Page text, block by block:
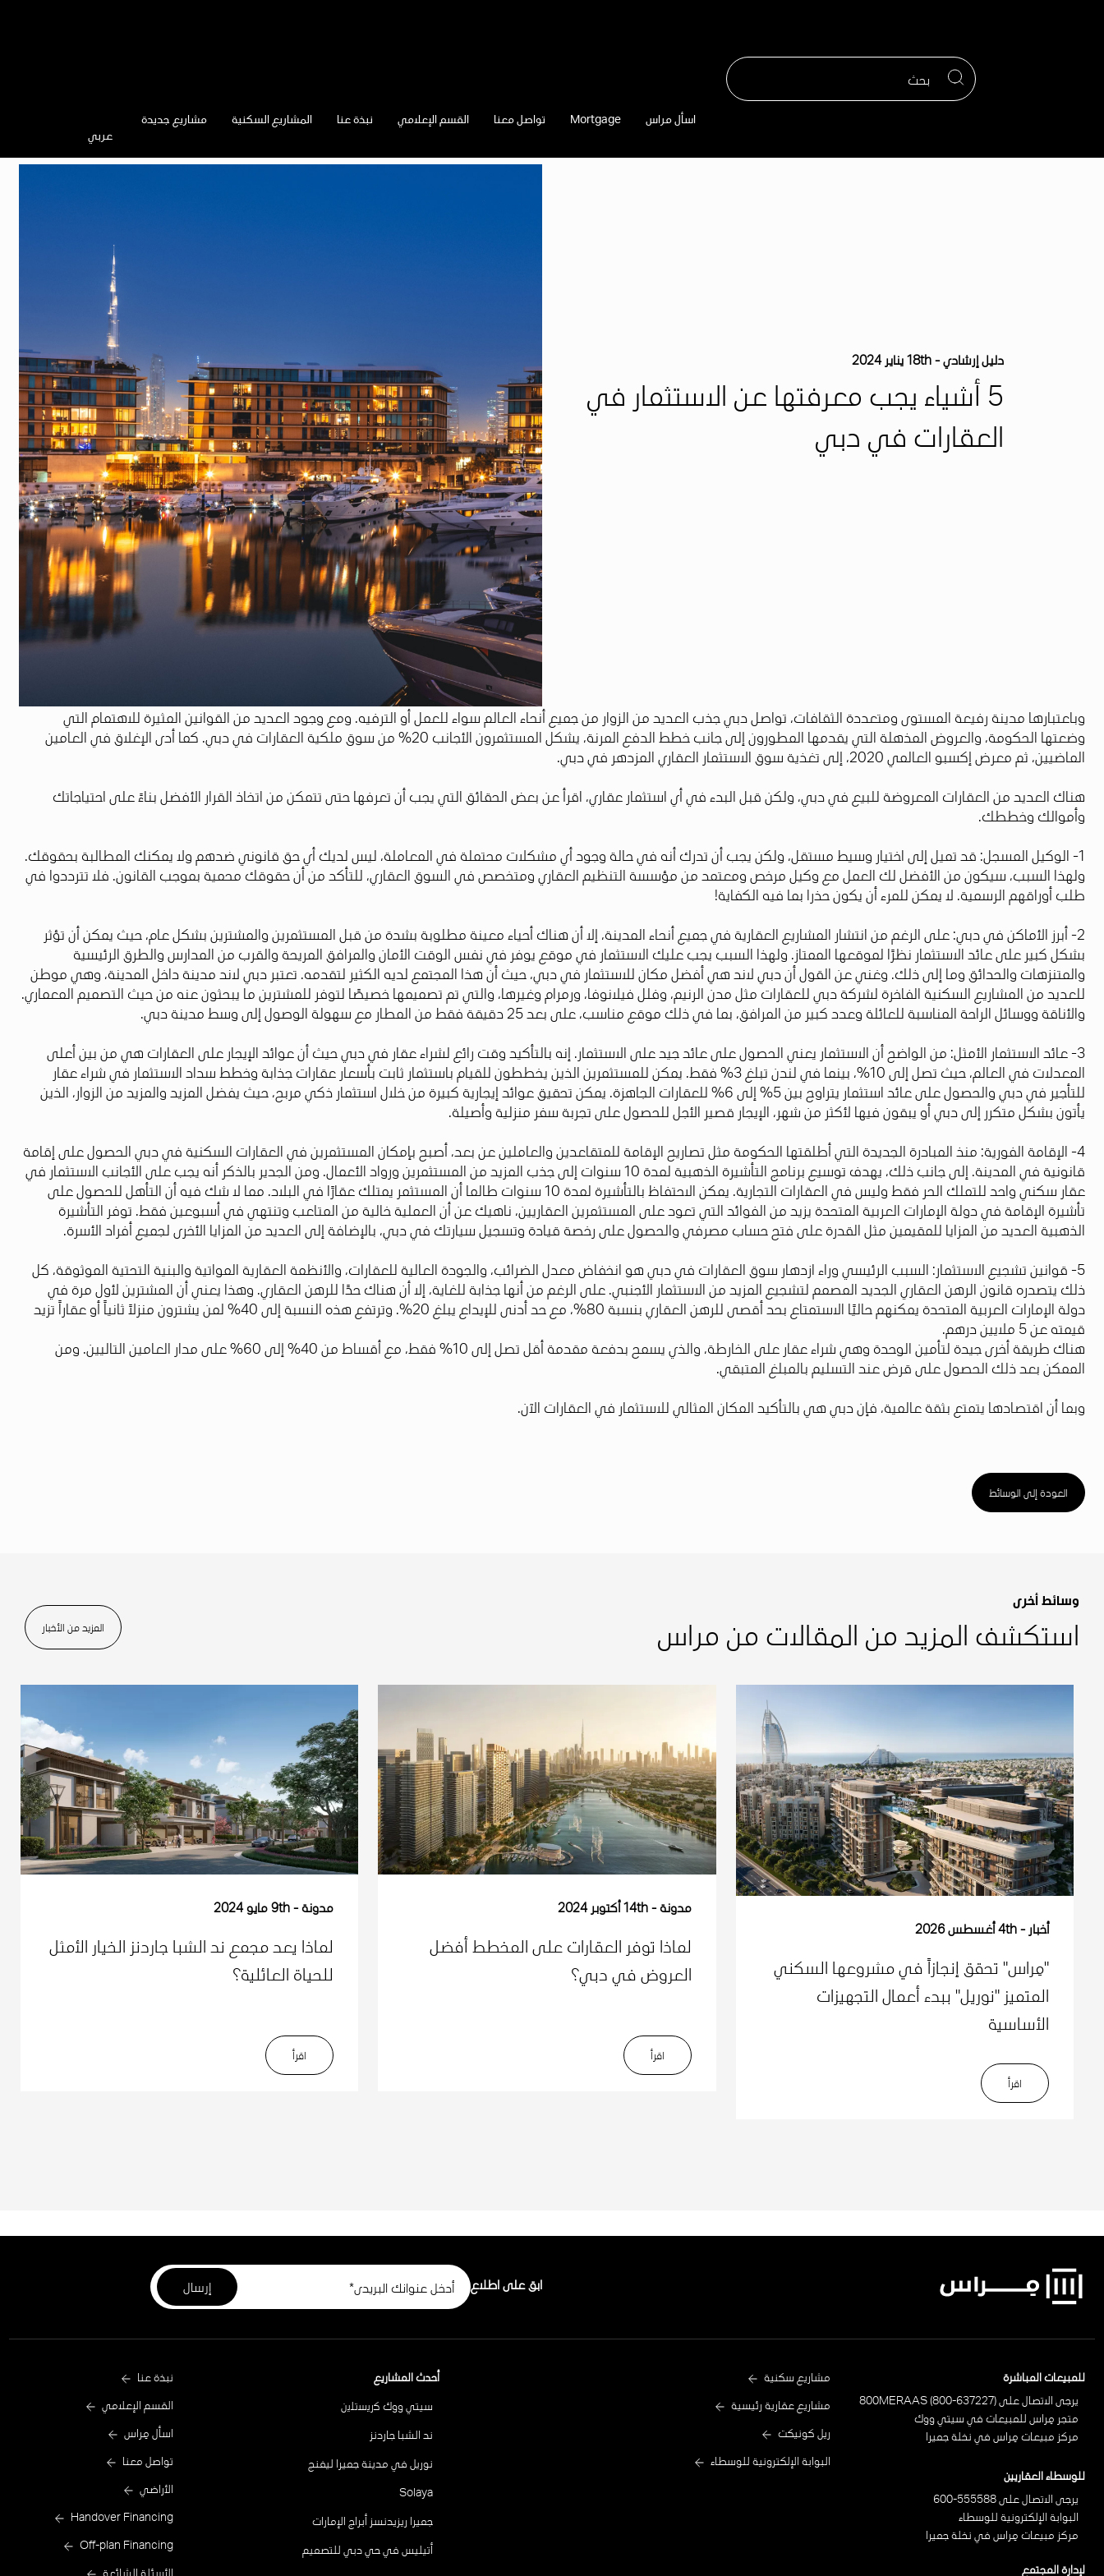
مشاريع جديدة المشاريع السكنية نبذة عنا القسم الإعلامي تواصل معنا Mortgage
اسأل مراس
عربي
دليل إرشادي -18th يناير 2024
5 أشياء يجب معرفتها عن الاستثمار في
العقارات في دبي
وباعتبارها مدينة رفيعة المستوى ومتعددة الثقافات، تواصل دبي جذب العديد من الزوار من جميع أنحاء العالم سواء للعمل أو الترفيه. ومع وجود العديد من القوانين المثيرة للاهتمام التي
وضعتها الحكومة، والعروض المذهلة التي يقدمها المطورون إلى جانب خطط الدفع المرنة، يشكل المستثمرون الأجانب 20% من سوق ملكية العقارات في دبي. كما أدى الإغلاق في العامين
الماضيين، ثم معرض إكسبو العالمي 2020، إلى تغذية سوق الاستثمار العقاري المزدهر في دبي.
هناك العديد من العقارات المعروضة للبيع في دبي، ولكن قبل البدء في أي استثمار عقاري، اقرأ عن بعض الحقائق التي يجب أن تعرفها حتى تتمكن من اتخاذ القرار الأفضل بناءً على احتياجاتك
وأموالك وخططك.
1- الوكيل المسجل: قد تميل إلى اختيار وسيط مستقل، ولكن يجب أن تدرك أنه في حالة وجود أي مشكلات محتملة في المعاملة، ليس لديك أي حق قانوني ضدهم ولا يمكنك المطالبة بحقوقك.
ولهذا السبب، سيكون من الأفضل لك العمل مع وكيل مرخص ومعتمد من مؤسسة التنظيم العقاري ومتخصص في السوق العقاري، للتأكد من أن حقوقك محمية بموجب القانون. فلا تترددوا في
طلب أوراقهم الرسمية. لا يمكن للمرء أن يكون حذرا بما فيه الكفاية!
2- أبرز الأماكن في دبي: على الرغم من انتشار المشاريع العقارية في جميع أنحاء المدينة، إلا أن هناك أحياء معينة مطلوبة بشدة من قبل المستثمرين والمشترين بشكل عام، حيث يمكن أن تؤثر
بشكل كبير على عائد الاستثمار نظرًا لموقعها الممتاز. ولهذا السبب يجب عليك الاستثمار في موقع يوفر في نفس الوقت الأمان والمرافق المريحة والقرب من المدارس والطرق الرئيسية
والمتنزهات والحدائق وما إلى ذلك. وغني عن القول أن دبي لاند هي أفضل مكان للاستثمار في دبي، حيث أن هذا المجتمع لديه الكثير لتقدمه. تعتبر دبي لاند مدينة داخل المدينة، وهي موطن
للعديد من المشاريع السكنية الفاخرة لشركة دبي للعقارات مثل مدن الرنيم، وفلل فيلانوفا، ورمرام وغيرها، والتي تم تصميمها خصيصًا لتوفر للمشترين ما يبحثون عنه من حيث التصميم المعماري.
والأناقة ووسائل الراحة المناسبة للعائلة وعدد كبير من المرافق، بما في ذلك موقع مناسب، على بعد 25 دقيقة فقط من المطار مع سهولة الوصول إلى وسط مدينة دبي.
3- عائد الاستثمار الأمثل: من الواضح أن الاستثمار يعني الحصول على عائد جيد على الاستثمار. إنه بالتأكيد وقت رائع لشراء عقار في دبي حيث أن عوائد الإيجار على العقارات هي من بين أعلى
المعدلات في العالم، حيث تصل إلى 10%، بينما في لندن تبلغ 3% فقط. يمكن للمستثمرين الذين يخططون للقيام باستثمار ثابت بأسعار عقارات جذابة وخطط سداد الاستثمار في شراء عقار
للتأجير في دبي والحصول على عائد استثمار يتراوح بين 5% إلى 6% للعقارات الجاهزة. يمكن تحقيق عوائد إيجارية كبيرة من خلال استثمار ذكي مربح، حيث يفضل المزيد والمزيد من الزوار، الذين
يأتون بشكل متكرر إلى دبي أو يبقون فيها لأكثر من شهر، الإيجار قصير الأجل للحصول على تجربة سفر منزلية وأصيلة.
4- الإقامة الفورية: منذ المبادرة الجديدة التي أطلقتها الحكومة مثل تصاريح الإقامة للمتقاعدين والعاملين عن بعد، أصبح بإمكان المستثمرين في العقارات السكنية في دبي الحصول على إقامة
قانونية في المدينة. إلى جانب ذلك، يهدف توسيع برنامج التأشيرة الذهبية لمدة 10 سنوات إلى جذب المزيد من المستثمرين ورواد الأعمال. ومن الجدير بالذكر أنه يجب على الأجانب الاستثمار في
عقار سكني واحد للتملك الحر فقط وليس في العقارات التجارية. يمكن الاحتفاظ بالتأشيرة لمدة 10 سنوات طالما أن المستثمر يمتلك عقارًا في البلاد. مما لا شك فيه أن التأهل للحصول على
تأشيرة الإقامة في دولة الإمارات العربية المتحدة يزيد من الفوائد التي تعود على المستثمرين العقاريين، ناهيك عن أن العملية خالية من المتاعب وتنتهي في أسبوعين فقط. توفر التأشيرة
الذهبية العديد من المزايا للمقيمين مثل القدرة على فتح حساب مصرفي والحصول على رخصة قيادة وتسجيل سيارتك في دبي، بالإضافة إلى العديد من المزايا الأخرى لجميع أفراد الأسرة.
5- قوانين تشجيع الاستثمار: السبب الرئيسي وراء ازدهار سوق العقارات في دبي هو انخفاض معدل الضرائب، والجودة العالية للعقارات، والأنظمة العقارية المواتية والبنية التحتية الموثوقة، كل
ذلك يتصدره قانون الرهن العقاري الجديد المصمم لتشجيع المزيد من الاستثمار الأجنبي. على الرغم من أنها جذابة للغاية، إلا أن هناك حدًا للرهن العقاري. وهذا يعني أن المشترين لأول مرة في
دولة الإمارات العربية المتحدة يمكنهم حاليًا الاستمتاع بحد أقصى للرهن العقاري بنسبة 80%، مع حد أدنى للإيداع يبلغ 20%. وترتفع هذه النسبة إلى 40% لمن يشترون منزلاً ثانياً أو عقاراً تزيد
قيمته عن 5 ملايين درهم.
هناك طريقة أخرى جيدة لتأمين الوحدة وهي شراء عقار على الخارطة، والذي يسمح بدفعة مقدمة أقل تصل إلى 10% فقط، مع أقساط من 40% إلى 60% على مدار العامين التاليين. ومن
الممكن بعد ذلك الحصول على قرض عند التسليم بالمبلغ المتبقي.
وبما أن اقتصادها يتمتع بثقة عالمية، فإن دبي هي بالتأكيد المكان المثالي للاستثمار في العقارات الآن.
العودة إلى الوسائط
وسائط أخرى
استكشف المزيد من المقالات من مراس المزيد من الأخبار
أخبار 4th أغسطس 2026
"مِراس" تحقق إنجازاً في مشروعها السكني
المتميز "نوريل" ببدء أعمال التجهيزات
الأساسية
اﻗﺮأ
مدونة 14th أكتوبر 2024
لماذا توفر العقارات على المخطط أفضل
العروض في دبي؟
اﻗﺮأ
مدونة 9th مايو 2024
لماذا يعد مجمع ند الشبا جاردنز الخيار الأمثل
للحياة العائلية؟
اﻗﺮأ
ابق على اطلاع
للمبيعات المباشرة
يرجى الاتصال على 800MERAAS (800-637227)
متجر مِراس للمبيعات في سيتي ووك
مركز مبيعات مِراس في نخلة جميرا
للوسطاء العقاريين
يرجى الاتصال على 555588-600
البوابة الإلكترونية للوسطاء
مركز مبيعات مِراس في نخلة جميرا
لإدارة المجتمع
Project
Footer
مشاريع سكنية
مشاريع عقارية رئيسية
ريل كونيكت
البوابة الإلكترونية للوسطاء
أحدث المشاريع
سيتي ووك ﻛرﯾﺳﺗﻠﯾن
ند الشبا جاردنز
نوريل في مدينة جميرا ليفنج
Solaya
جميرا ريزيدنسز أبراج الإمارات
أتيليس في حي دبي للتصميم
Footer
Menu
One
نبذة عنا
القسم الإعلامي
اسأل مِراس
تواصل معنا
الأراضي
Handover Financing
Off-plan Financing
الأسئلة الشائعة